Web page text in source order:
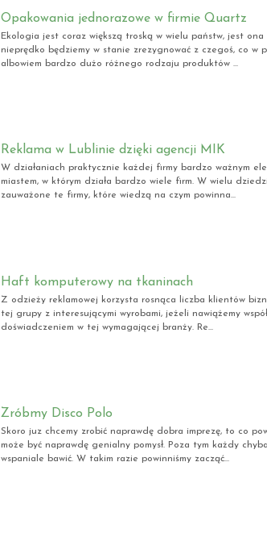
Opakowania jednorazowe w firmie Quartz
Ekologia jest coraz większą troską w wielu państw, jest
nieprędko będziemy w stanie zrezygnować z czegoś, co w
albowiem bardzo dużo różnego rodzaju produktów ...
Reklama w Lublinie dzięki agencji MIK
W działaniach praktycznie każdej firmy bardzo ważnym
miastem, w którym działa bardzo wiele firm. W wielu
zauważone te firmy, które wiedzą na czym powinna...
Haft komputerowy na tkaninach
Z odzieży reklamowej korzysta rosnąca liczba klientów
tej grupy z interesującymi wyrobami, jeżeli nawiążemy
doświadczeniem w tej wymagającej branży. Re...
Zróbmy Disco Polo
Skoro juz chcemy zrobić naprawdę dobra imprezę, to co
może być naprawdę genialny pomysł. Poza tym każdy
wspaniale bawić. W takim razie powinniśmy zacząć...